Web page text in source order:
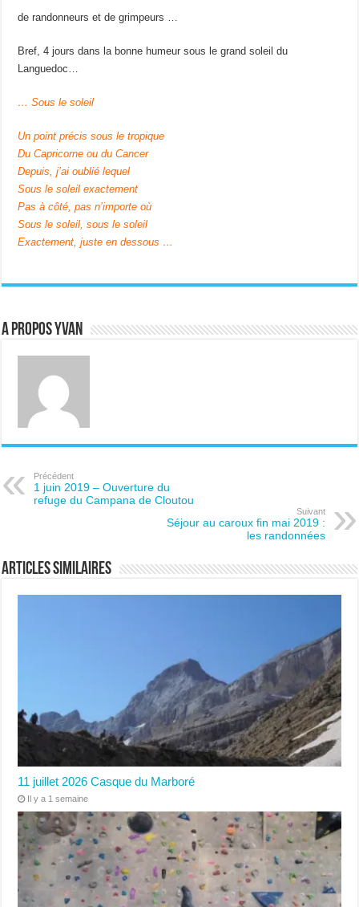
de randonneurs et de grimpeurs …
Bref, 4 jours dans la bonne humeur sous le grand soleil du
Languedoc…
… Sous le soleil
Un point précis sous le tropique
Du Capricorne ou du Cancer
Depuis, j’ai oublié lequel
Sous le soleil exactement
Pas à côté, pas n’importe où
Sous le soleil, sous le soleil
Exactement, juste en dessous …
A propos Yvan
Précédent
1 juin 2019 – Ouverture du
refuge du Campana de Cloutou
Suivant
Séjour au caroux fin mai 2019 :
les randonnées
Articles similaires
11 juillet 2026 Casque du Marboré
Il y a 1 semaine